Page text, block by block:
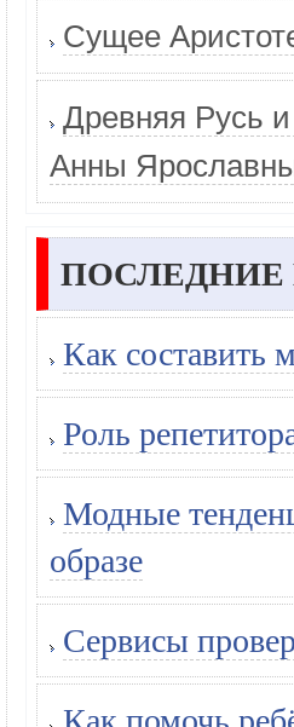
Сущее
Древняя Русь
Анны
ПОСЛЕДНИЕ
Как составить
Роль
Модные
образе
Сервисы